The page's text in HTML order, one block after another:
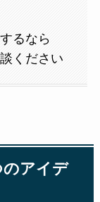
るなら
ください
のアイデ